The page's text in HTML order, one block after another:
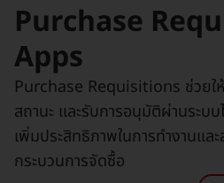
Purchase
Apps
Purchase Requisitions ช่วย
สถานะ และรับการอนุมัติผ่านระบ
เพิ่มประสิทธิภาพในการทำงานแล
กระบวนการจัดซื้อ